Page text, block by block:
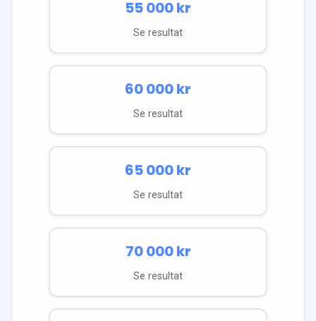
55 000kr
Se resultat
60 000kr
Se resultat
65 000kr
Se resultat
70 000kr
Se resultat